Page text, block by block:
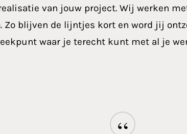
van jouw project. Wij werken
blijven de lijntjes kort en word jij
waar je terecht kunt met al je